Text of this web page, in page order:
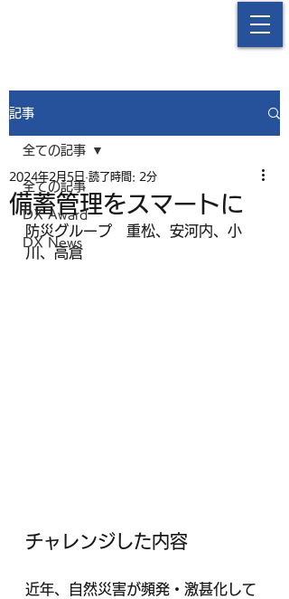
記事
全ての記事
DX Award
DX News
全ての記事
備蓄管理をスマートに
2024年2月5日 読了時間: 2分
防災グループ　重松、安河内、小
川、 高倉
チャレンジした内容
近年、自然災害が頻発・激甚化して